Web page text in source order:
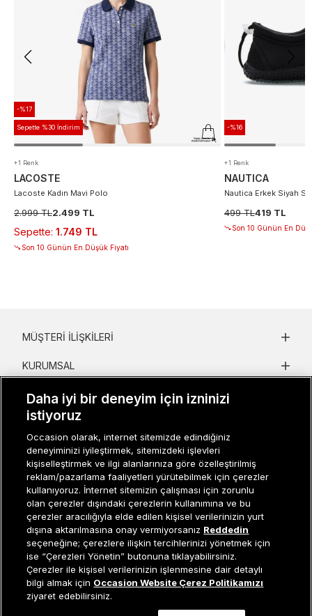
Sepete Ekle
-%17
Sepette %30 İndirim
+1 Renk
LACOSTE
Lacoste Kadın Mavi Polo
2.999 TL2.499 TL
Sepette: 1.749 TL
Son 10 Günün En Düşük Fiyatı
-%16
+1 Renk
NAUTICA
Nautica Erkek Siyah
499 TL419 TL
Son 10 Günün En
Müşteri İlişkileri0 850 800 01 20
MÜŞTERI İLIŞKILERI
KURUMSAL
KADIN KATEGORILER
GRUP MARKALAR
ERKEK KATEGORILER
Occasion bir EREN PERAKENDE markasıdır. © Eren Holding
Daha iyi bir deneyim için izninizi
istiyoruz
Occasion olarak, internet sitemizde edindiğiniz
deneyiminizi iyileştirmek, sitemizdeki işlevleri
kişiselleştirmek ve ilgi alanlarınıza göre özelleştirilmiş
reklam/pazarlama faaliyetleri yürütebilmek için çerezler
kullanıyoruz. İnternet sitemizin çalışması için zorunlu
olan çerezler dışındaki çerezlerin kullanımına ve bu
çerezler aracılığıyla elde edilen kişisel verilerinizin yurt
dışına aktarılmasına onay vermiyorsanız Reddedin
seçeneğine; çerezlere ilişkin tercihlerinizi yönetmek için
ise “Çerezleri Yönetin” butonuna tıklayabilirsiniz.
Çerezler ile kişisel verilerinizin işlenmesine dair detaylı
bilgi almak için Occasion Website Çerez Politikamızı
ziyaret edebilirsiniz.